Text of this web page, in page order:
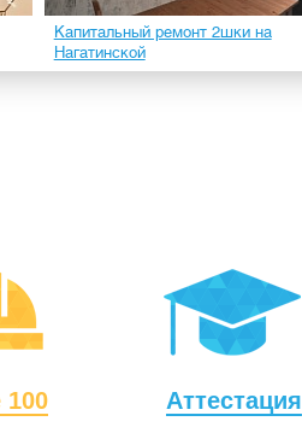
Капитальный ремонт 2шки на
Нагатинской
100 Аттестация